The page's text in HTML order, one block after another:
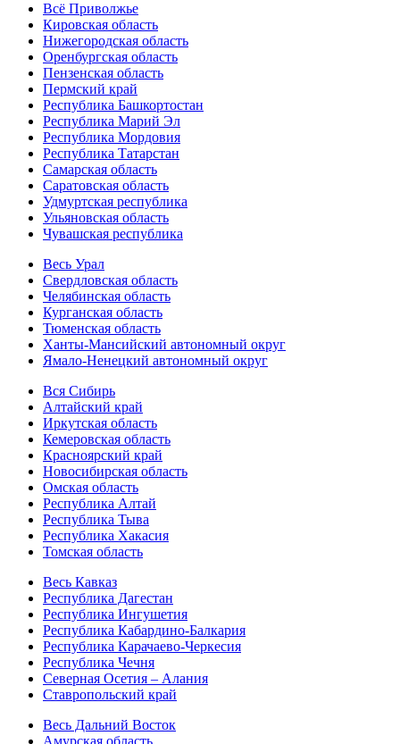
Всё Приволжье
Кировская область
Нижегородская область
Оренбургская область
Пензенская область
Пермский край
Республика Башкортостан
Республика Марий Эл
Республика Мордовия
Республика Татарстан
Самарская область
Саратовская область
Удмуртская республика
Ульяновская область
Чувашская республика
Весь Урал
Свердловская область
Челябинская область
Курганская область
Тюменская область
Ханты-Мансийский автономный округ
Ямало-Ненецкий автономный округ
Вся Сибирь
Алтайский край
Иркутская область
Кемеровская область
Красноярский край
Новосибирская область
Омская область
Республика Алтай
Республика Тыва
Республика Хакасия
Томская область
Весь Кавказ
Республика Дагестан
Республика Ингушетия
Республика Кабардино-Балкария
Республика Карачаево-Черкесия
Республика Чечня
Северная Осетия – Алания
Ставропольский край
Весь Дальний Восток
Амурская область